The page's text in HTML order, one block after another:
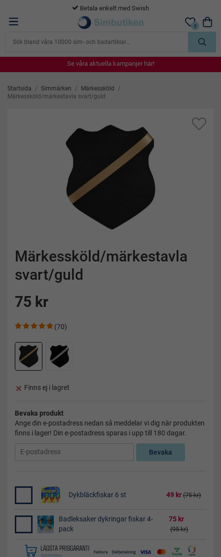
365 dagars öppet köp
0
Se våra aktuella kampanjer här!
Se våra aktuella kampanjer här!
Se våra aktuella kampanjer här!
Se våra aktuella kampanjer här!
Startsida / Simmärken / Märkessköld
/
Märkessköld/märkestavla svart/guld
Märkessköld/märkestavla
svart/guld
75 kr
(70)
Finns ej i lagret
Bevaka produkt
Ange din e-postadress nedan så meddelar vi dig när produkten
finns i lager! Din e-postadress sparas i upp till 180 dagar.
Bevaka
Dykbläckfiskar 6 st 49 kr (75 kr)
Badleksaker dykringar fiskar 4-
pack
75 kr
(95 kr)